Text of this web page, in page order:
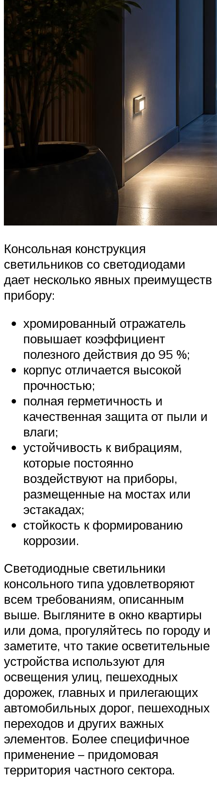
Консольная конструкция
светильников со светодиодами
дает несколько явных преимуществ
прибору:
хромированный отражатель
повышает коэффициент
полезного действия до 95 %;
корпус отличается высокой
прочностью;
полная герметичность и
качественная защита от пыли и
влаги;
устойчивость к вибрациям,
которые постоянно
воздействуют на приборы,
размещенные на мостах или
эстакадах;
стойкость к формированию
коррозии.
Светодиодные светильники
консольного типа удовлетворяют
всем требованиям, описанным
выше. Выгляните в окно квартиры
или дома, прогуляйтесь по городу и
заметите, что такие осветительные
устройства используют для
освещения улиц, пешеходных
дорожек, главных и прилегающих
автомобильных дорог, пешеходных
переходов и других важных
элементов. Более специфичное
применение – придомовая
территория частного сектора.